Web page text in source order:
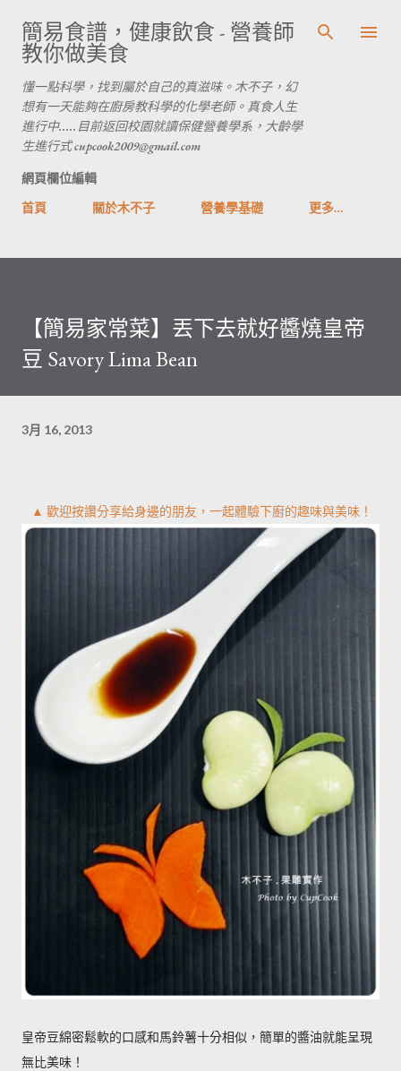
跳到主要內容
簡易食譜，健康飲食 - 營養師
教你做美食
懂一點科學，找到屬於自己的真滋味。木不子，幻
想有一天能夠在廚房教科學的化學老師。真食人生
進行中.....目前返回校園就讀保健營養學系，大齡學
生進行式 cupcook2009@gmail.com
網頁欄位編輯
首頁
關於木不子 營養學基礎 更多…
【簡易家常菜】丟下去就好醬燒皇帝
豆 Savory Lima Bean
3月 16, 2013
▲ 歡迎按讚分享給身邊的朋友，一起體驗下廚的趣味與美味！
皇帝豆綿密鬆軟的口感和馬鈴薯十分相似，簡單的醬油就能呈現
無比美味！